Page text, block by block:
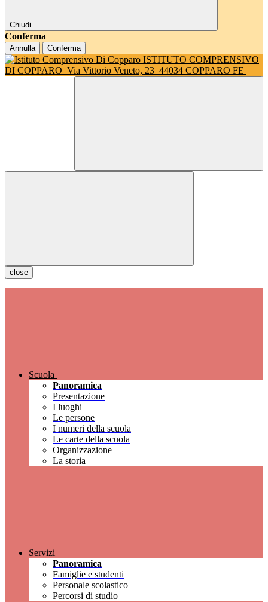
Chiudi
Conferma
Annulla Conferma
ISTITUTO COMPRENSIVO
DI COPPARO Via Vittorio Veneto, 23 44034 COPPARO FE
close
Scuola
Panoramica
Presentazione
I luoghi
Le persone
I numeri della scuola
Le carte della scuola
Organizzazione
La storia
Servizi
Panoramica
Famiglie e studenti
Personale scolastico
Percorsi di studio